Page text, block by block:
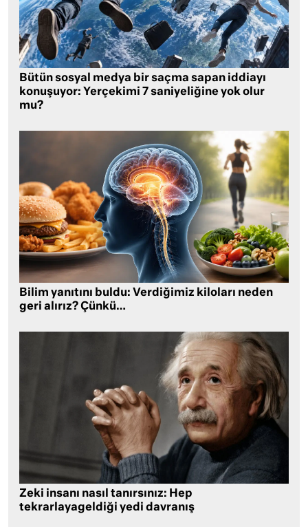
Bütün sosyal medya bir saçma sapan iddiayı
konuşuyor: Yerçekimi 7 saniyeliğine yok olur
mu?
Bilim yanıtını buldu: Verdiğimiz kiloları neden
geri alırız? Çünkü…
Zeki insanı nasıl tanırsınız: Hep
tekrarlayageldiği yedi davranış